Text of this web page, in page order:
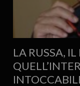
LA RUSSA,